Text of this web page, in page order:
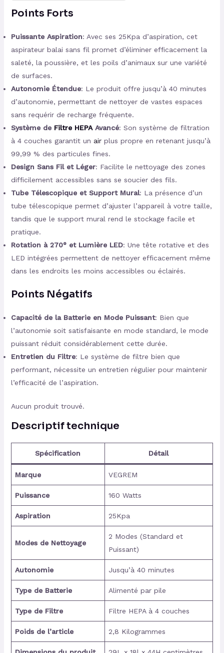
Points Forts
Puissante Aspiration: Avec ses 25Kpa d’aspiration, cet
aspirateur balai sans fil promet d’éliminer efficacement la
saleté, la poussière, et les poils d’animaux sur une variété
de surfaces.
Autonomie Étendue: Le produit offre jusqu’à 40 minutes
d’autonomie, permettant de nettoyer de vastes espaces
sans requérir de recharge fréquente.
Système de Filtre HEPAAvancé: Son système de filtration
à 4 couches garantit un airplus propre en retenant jusqu’à
99,99 % des particules fines.
Design Sans Fil et Léger: Facilite le nettoyage des zones
difficilement accessibles sans se soucier des fils.
Tube Télescopique et Support Mural: La présence d’un
tube télescopique permet d’ajuster l’appareil à votre taille,
tandis que le support mural rend le stockage facile et
pratique.
Rotation à 270° et Lumière LED: Une tête rotative et des
LED intégrées permettent de nettoyer efficacement même
dans les endroits les moins accessibles ou éclairés.
Points Négatifs
Capacité de la Batterie en Mode Puissant: Bien que
l’autonomie soit satisfaisante en mode standard, le mode
puissant réduit considérablement cette durée.
Entretien du Filtre: Le système de filtre bien que
performant, nécessite un entretien régulier pour maintenir
l’efficacité de l’aspiration.
Aucun produit trouvé.
Descriptif technique
Spécification Détail
Marque VEGREM
Puissance 160 Watts
Aspiration 25Kpa
Modes de Nettoyage
2 Modes (Standard et
Puissant)
Autonomie Jusqu’à 40 minutes
Type de Batterie Alimenté par pile
Type de Filtre Filtre HEPA à 4 couches
Poids de l’article 2,8 Kilogrammes